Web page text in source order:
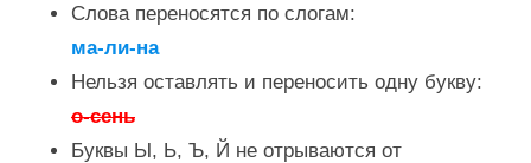
Слова переносятся по слогам:
ма-ли-на
Нельзя оставлять и переносить одну букву:
о-сень
Буквы Ы, Ь, Ъ, Й не отрываются от